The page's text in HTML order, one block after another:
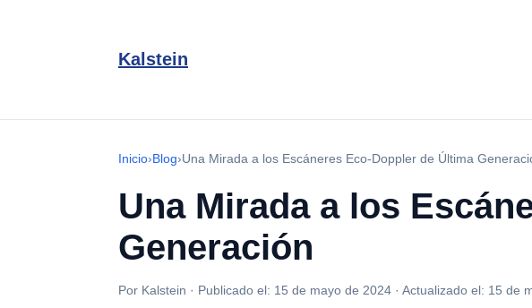
Kalstein
Inicio›Blog›Una Mirada a los Escáneres Eco-Doppler de Última
Una Mirada a los
Generación
Por Kalstein · Publicado el: 15 de mayo de 2024 · Actualizado el: 15 de